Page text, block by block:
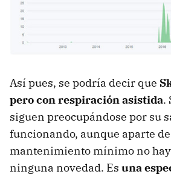
Así pues, se podría decir que
pero con respiración asistida.
siguen preocupándose por su
funcionando, aunque aparte de
mantenimiento mínimo no
ninguna novedad. Es una